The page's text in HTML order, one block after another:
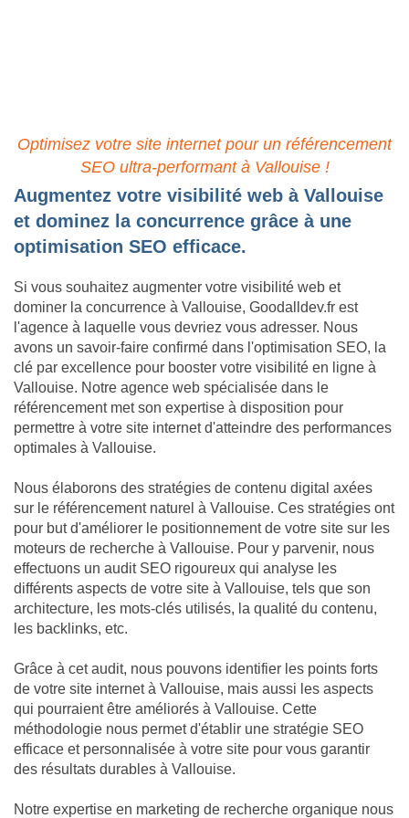
Optimisez votre site internet pour un référencement
SEO ultra-performant à Vallouise !
Augmentez votre visibilité web à Vallouise
et dominez la concurrence grâce à une
optimisation SEO efficace.
Si vous souhaitez augmenter votre visibilité web et
dominer la concurrence à Vallouise, Goodalldev.fr est
l'agence à laquelle vous devriez vous adresser. Nous
avons un savoir-faire confirmé dans l'optimisation SEO, la
clé par excellence pour booster votre visibilité en ligne à
Vallouise. Notre agence web spécialisée dans le
référencement met son expertise à disposition pour
permettre à votre site internet d'atteindre des performances
optimales à Vallouise.
Nous élaborons des stratégies de contenu digital axées
sur le référencement naturel à Vallouise. Ces stratégies ont
pour but d'améliorer le positionnement de votre site sur les
moteurs de recherche à Vallouise. Pour y parvenir, nous
effectuons un audit SEO rigoureux qui analyse les
différents aspects de votre site à Vallouise, tels que son
architecture, les mots-clés utilisés, la qualité du contenu,
les backlinks, etc.
Grâce à cet audit, nous pouvons identifier les points forts
de votre site internet à Vallouise, mais aussi les aspects
qui pourraient être améliorés à Vallouise. Cette
méthodologie nous permet d'établir une stratégie SEO
efficace et personnalisée à votre site pour vous garantir
des résultats durables à Vallouise.
Notre expertise en marketing de recherche organique nous